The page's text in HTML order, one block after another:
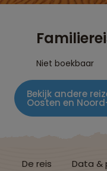
Niet boekbaar
Bekijk andere
Oosten en
De reis Data &